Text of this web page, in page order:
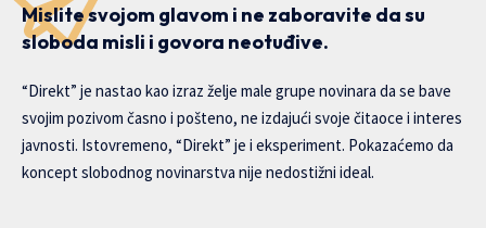
Mislite svojom glavom i ne zaboravite da su
sloboda misli i govora neotuđive.
“Direkt” je nastao kao izraz želje male grupe novinara da se bave
svojim pozivom časno i pošteno, ne izdajući svoje čitaoce i interes
javnosti. Istovremeno, “Direkt” je i eksperiment. Pokazaćemo da
koncept slobodnog novinarstva nije nedostižni ideal.